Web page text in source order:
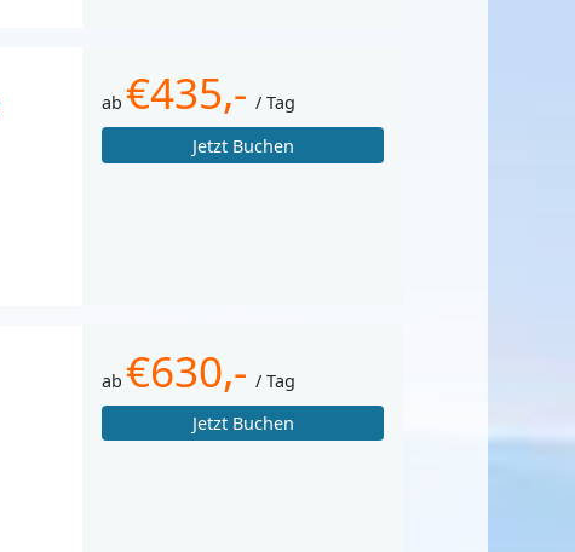
ab €435,- / Tag
Jetzt Buchen
ab €630,- / Tag
Jetzt Buchen